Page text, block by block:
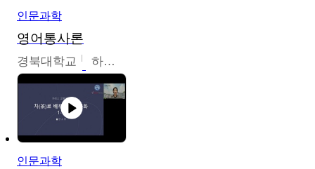
인문과학
영어통사론
경북대학교 하승완
인문과학